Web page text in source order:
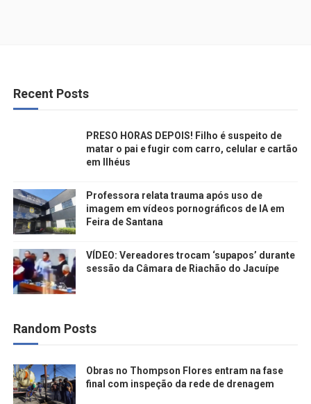
Recent Posts
PRESO HORAS DEPOIS! Filho é suspeito de
matar o pai e fugir com carro, celular e cartão
em Ilhéus
Professora relata trauma após uso de
imagem em vídeos pornográficos de IA em
Feira de Santana
VÍDEO: Vereadores trocam ‘supapos’ durante
sessão da Câmara de Riachão do Jacuípe
Random Posts
Obras no Thompson Flores entram na fase
final com inspeção da rede de drenagem